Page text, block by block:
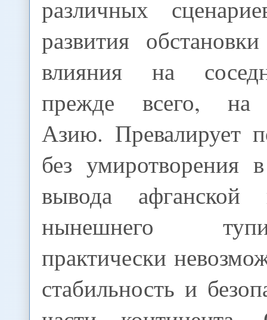
различных
развития
влияния на
прежде всего, на
Азию. Превалирует
без умиротворения
вывода
нынешнего
практически
стабильность и